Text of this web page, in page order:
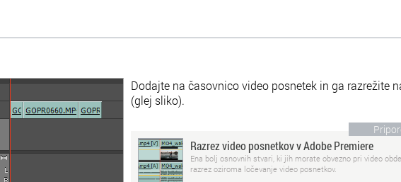
Dodajte na časovnico video posnetek in ga razrežite
(glej sliko).
Razrez video posnetkov v Adobe Premiere
Ena bolj osnovnih stvari, ki jih morate obvezno pri video
razrez oziroma ločevanje video posnetkov.